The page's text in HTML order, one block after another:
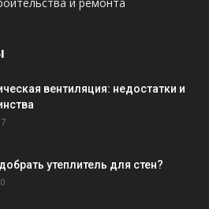
вентиляция: недостатки и
утеплитель для стен?